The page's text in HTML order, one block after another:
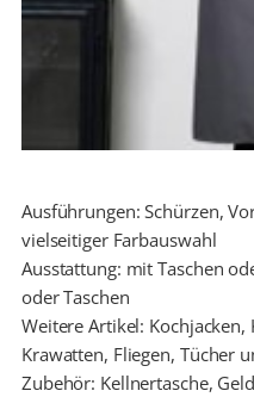
Ausführungen: Schürzen,
vielseitiger Farbauswahl
Ausstattung: mit Taschen
oder Taschen
Weitere Artikel: Kochjacken,
Krawatten, Fliegen, Tücher
Zubehör: Kellnertasche,